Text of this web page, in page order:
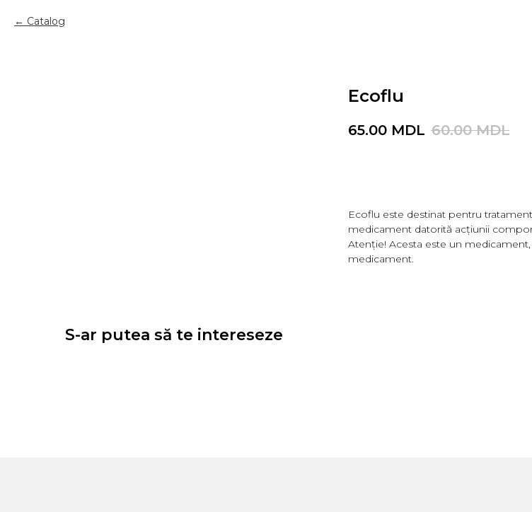
Catalog
Ecoflu
65.00 MDL 60.00 MDL
Ecoflu este destinat pentru
medicament datorită acțiunii
Atenție! Acesta este un
medicament.
S-ar putea să te intereseze